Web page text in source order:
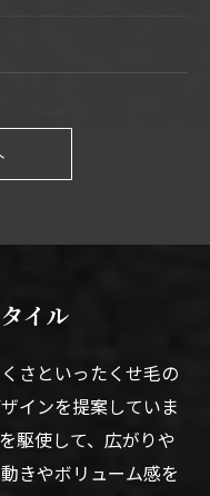
イル
さといったくせ毛の
インを提案していま
駆使して、広がりや
きやボリューム感を